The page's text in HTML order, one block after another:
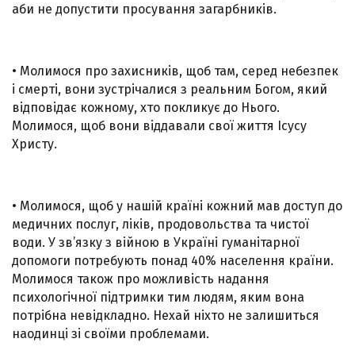
аби не допустити просування загарбників.
• Молимося про захисників, щоб там, серед небезпек
і смерті, вони зустрічалися з реальним Богом, який
відповідає кожному, хто покликує до Нього.
Молимося, щоб вони віддавали свої життя Ісусу
Христу.
• Молимося, щоб у нашій країні кожний мав доступ до
медичних послуг, ліків, продовольства та чистої
води. У зв’язку з війною в Україні гуманітарної
допомоги потребують понад 40% населення країни.
Молимося також про можливість надання
психологічної підтримки тим людям, яким вона
потрібна невідкладно. Нехай ніхто не залишиться
наодинці зі своїми проблемами.